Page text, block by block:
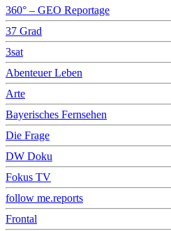
360° – GEO Reportage
37 Grad
3sat
Abenteuer Leben
Arte
Bayerisches Fernsehen
Die Frage
DW Doku
Fokus TV
follow me.reports
Frontal